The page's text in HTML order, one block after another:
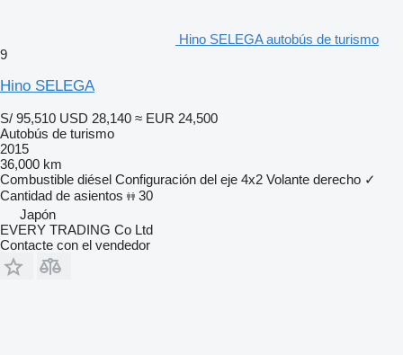
Hino SELEGA autobús de turismo
9
Hino SELEGA
S/ 95,510 USD 28,140 ≈ EUR 24,500
Autobús de turismo
2015
36,000 km
Combustible diésel Configuración del eje 4x2 Volante derecho ✓
Cantidad de asientos
30
Japón
EVERY TRADING Co Ltd
Contacte con el vendedor